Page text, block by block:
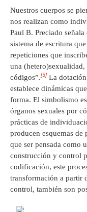
Nuestros cuerpos se
nos realizan como
Paul B. Preciado
sistema de escritura
repeticiones que
una
códigos”.[3] La
establece dinámicas
forma. El simbolismo
órganos sexuales por
prácticas de
producen esquemas de
que ser pensada como
construcción y control
codificación, este
transformación a partir
control, también son